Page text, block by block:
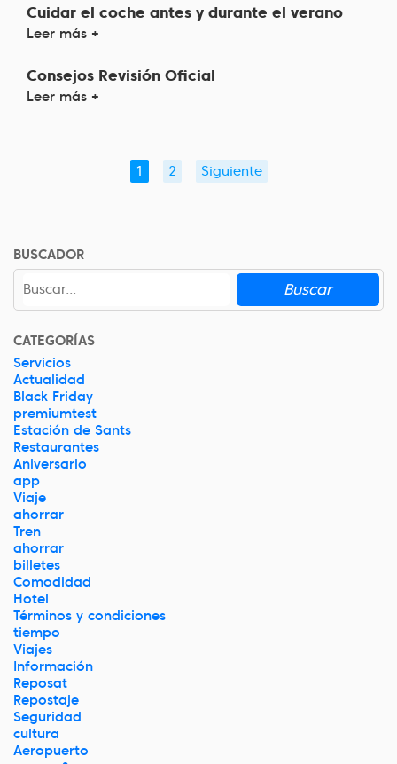
Cuidar el coche antes y durante el verano
Leer más +
Consejos Revisión Oficial
Leer más +
1 2 Siguiente
BUSCADOR
Buscar
CATEGORÍAS
Servicios
Actualidad
Black Friday
premiumtest
Estación de Sants
Restaurantes
Aniversario
app
Viaje
ahorrar
Tren
ahorrar
billetes
Comodidad
Hotel
Términos y condiciones
tiempo
Viajes
Información
Reposat
Repostaje
Seguridad
cultura
Aeropuerto